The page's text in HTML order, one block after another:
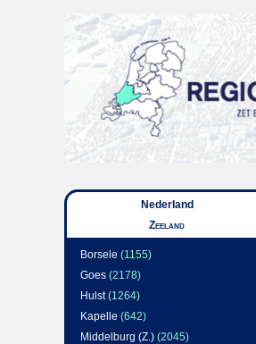
Nederland
Zeeland
Borsele (1155)
Goes (2178)
Hulst(1264)
Kapelle (642)
Middelburg (Z.) (2045)